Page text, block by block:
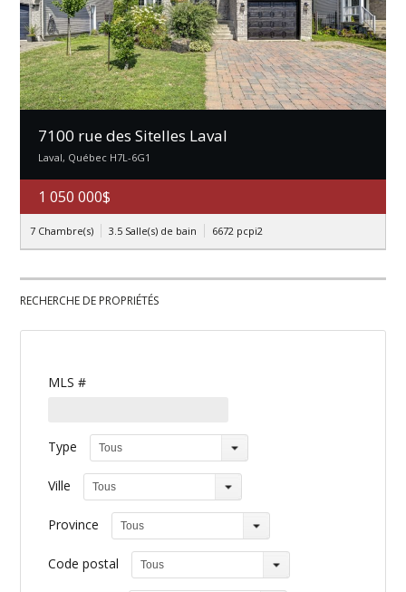
7100 rue des Sitelles Laval
Laval, Québec H7L-6G1
1 050 000$
7 Chambre(s) 3.5 Salle(s) de bain 6672 pcpi2
RECHERCHE DE PROPRIÉTÉS
MLS #
Type Tous
Ville Tous
Province Tous
Code postal Tous